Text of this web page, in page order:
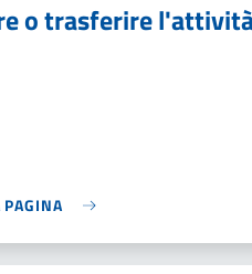
o trasferire